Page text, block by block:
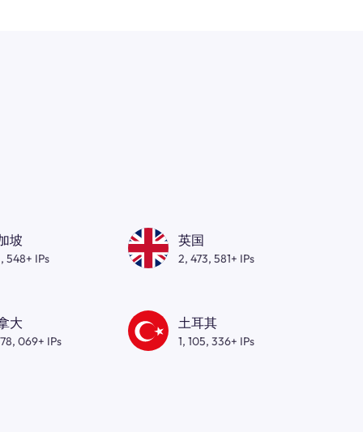
坡
548+ IPs
英国
2, 473, 581+ IPs
大
069+ IPs
土耳其
1, 105, 336+ IPs